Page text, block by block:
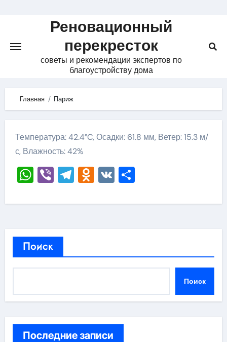
Реновационный
перекресток
советы и рекомендации экспертов по
благоустройству дома
Главная Париж
Температура: 42.4°C, Осадки: 61.8 мм, Ветер: 15.3 м/
с, Влажность: 42%
WhatsApp
ViberTelegram
Odnoklassniki
VKОтправить
Поиск
Поиск
Последние записи